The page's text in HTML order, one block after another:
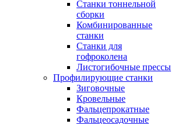
Станки тоннельной
сборки
Комбинированные
станки
Станки для
гофроколена
Листогибочные прессы
Профилирующие станки
Зиговочные
Кровельные
Фальцепрокатные
Фальцеосадочные